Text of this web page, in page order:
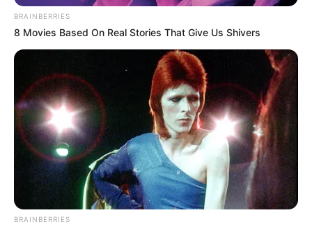
BRAINBERRIES
8 Movies Based On Real Stories That Give Us Shivers
BRAINBERRIES